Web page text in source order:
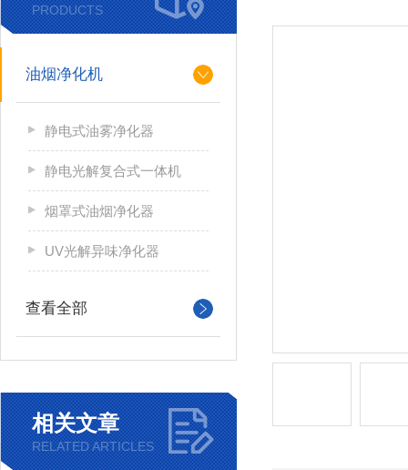
PRODUCTS
油烟净化机
静电式油雾净化器
静电光解复合式一体机
烟罩式油烟净化器
UV光解异味净化器
查看全部
相关文章
RELATED ARTICLES